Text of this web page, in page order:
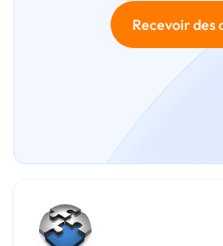
Recevoir des